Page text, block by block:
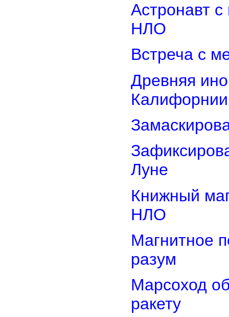
Астронавт
НЛО
Встреча с
Древняя
Калифорнии
Луне
Книжный
НЛО
Магнитное
разум
Марсоход
ракету